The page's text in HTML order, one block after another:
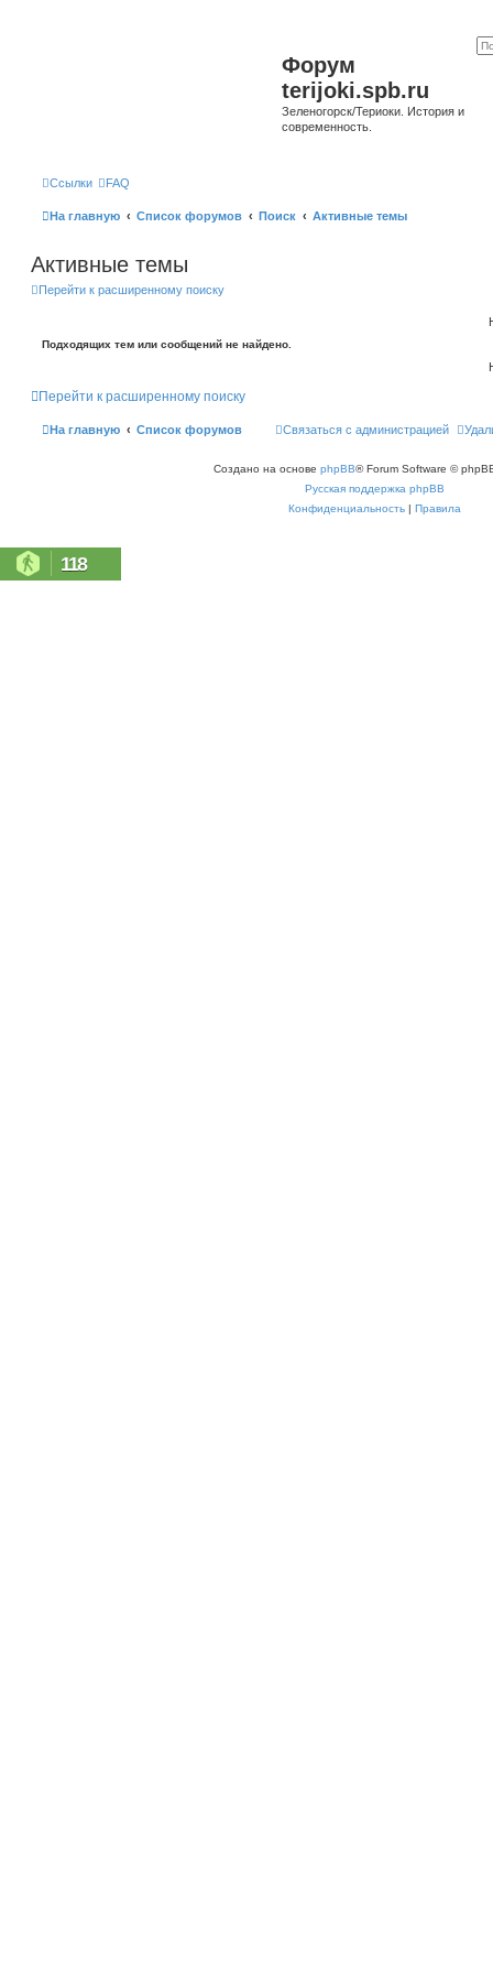
Форум
terijoki.spb.ru
Зеленогорск/Териоки. История и
современность.
Ссылки FAQ
На главную Список форумов Поиск Активные темы
Активные темы
Перейти к расширенному поиску
Подходящих тем или сообщений не найдено.
Перейти к расширенному поиску
На главную Список форумов Связаться с администрацией
Создано на основе phpBB® Forum Software ©
Русская поддержка phpBB
Конфиденциальность | Правила
118